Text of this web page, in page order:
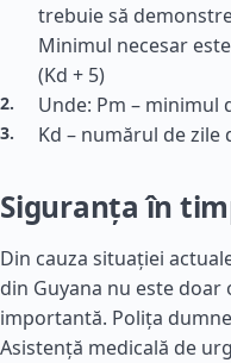
trebuie să
Minimul necesar
(Kd + 5)
Unde: Pm – minimul
Kd – numărul de zile
Siguranța în
Din cauza situației
din Guyana nu este
importantă. Polița
Asistență medicală de